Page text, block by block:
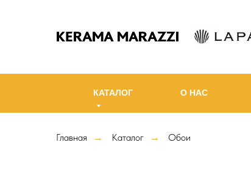
КАТАЛОГ О НАС
Главная → Каталог → Обои